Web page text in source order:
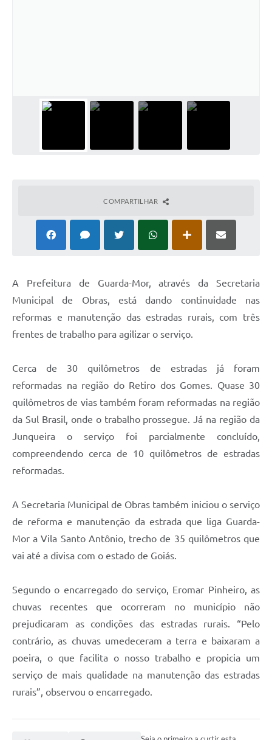
COMPARTILHAR
A Prefeitura de Guarda-Mor, através da Secretaria
Municipal de Obras, está dando continuidade nas
reformas e manutenção das estradas rurais, com três
frentes de trabalho para agilizar o serviço.
Cerca de 30 quilômetros de estradas já foram
reformadas na região do Retiro dos Gomes. Quase 30
quilômetros de vias também foram reformadas na região
da Sul Brasil, onde o trabalho prossegue. Já na região da
Junqueira o serviço foi parcialmente concluído,
compreendendo cerca de 10 quilômetros de estradas
reformadas.
A Secretaria Municipal de Obras também iniciou o serviço
de reforma e manutenção da estrada que liga Guarda-
Mor a Vila Santo Antônio, trecho de 35 quilômetros que
vai até a divisa com o estado de Goiás.
Segundo o encarregado do serviço, Eromar Pinheiro, as
chuvas recentes que ocorreram no município não
prejudicaram as condições das estradas rurais. “Pelo
contrário, as chuvas umedeceram a terra e baixaram a
poeira, o que facilita o nosso trabalho e propicia um
serviço de mais qualidade na manutenção das estradas
rurais”, observou o encarregado.